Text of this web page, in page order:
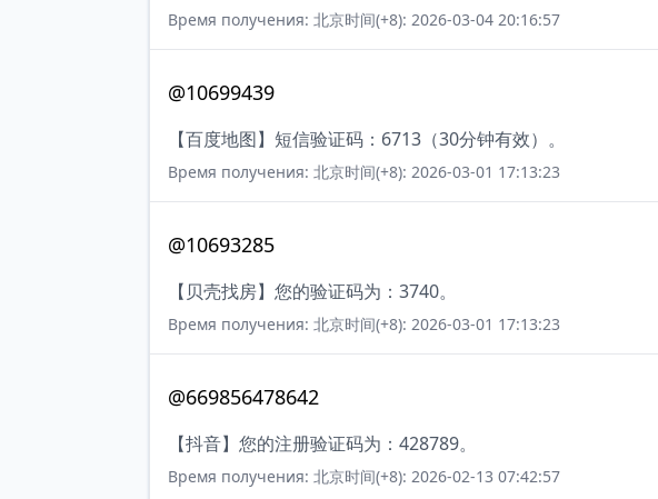
Время получения: 北京时间(+8): 2026-03-04 20:16:57
@10699439
【百度地图】短信验证码：6713（30分钟有效）。
Время получения: 北京时间(+8): 2026-03-01 17:13:23
@10693285
【贝壳找房】您的验证码为：3740。
Время получения: 北京时间(+8): 2026-03-01 17:13:23
@669856478642
【抖音】您的注册验证码为：428789。
Время получения: 北京时间(+8): 2026-02-13 07:42:57